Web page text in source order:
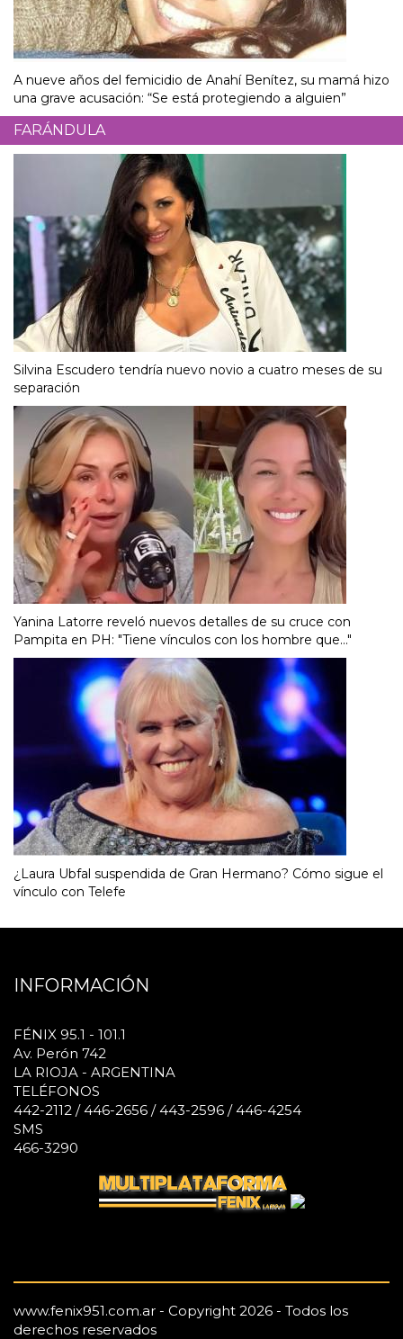
A nueve años del femicidio de Anahí Benítez, su mamá hizo
una grave acusación: “Se está protegiendo a alguien”
FARÁNDULA
Silvina Escudero tendría nuevo novio a cuatro meses de su
separación
Yanina Latorre reveló nuevos detalles de su cruce con
Pampita en PH: "Tiene vínculos con los hombre que..."
¿Laura Ubfal suspendida de Gran Hermano? Cómo sigue el
vínculo con Telefe
INFORMACIÓN
FÉNIX 95.1 - 101.1
Av. Perón 742
LA RIOJA - ARGENTINA
TELÉFONOS
442-2112 / 446-2656 / 443-2596 / 446-4254
SMS
466-3290
www.fenix951.com.ar - Copyright 2026 - Todos los
derechos reservados